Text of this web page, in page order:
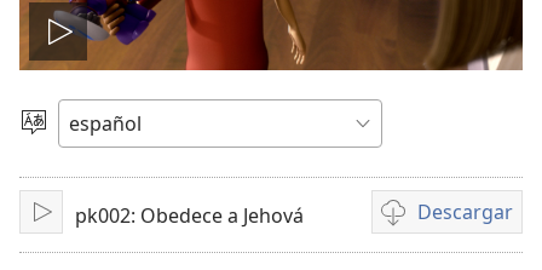
Reproducir
video
Elegir
idioma
Reproducir
pk002: Obedece a Jehová Descargar
Opciones
de